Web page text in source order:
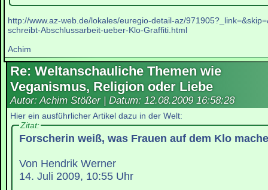
http://www.az-web.de/lokales/euregio-detail-az/
schreibt-Abschlussarbeit-ueber-Klo-Graffiti.html
Achim
Re: Weltanschauliche Themen wie
Veganismus, Religion oder Liebe
Autor: Achim Stößer | Datum: 12.08.2009 16:58:28
Hier ein ausführlicher Artikel dazu in der Welt:
Zitat:
Forscherin weiß, was Frauen auf dem Klo
Von Hendrik Werner
14. Juli 2009, 10:55 Uhr